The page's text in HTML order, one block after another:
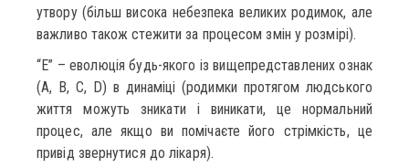
утвору (більш висока небезпека великих родимок, але
важливо також стежити за процесом змін у розмірі).
“E” – еволюція будь-якого із вищепредставлених ознак
(А, В, С, D) в динаміці (родимки протягом людського
життя можуть зникати і виникати, це нормальний
процес, але якщо ви помічаєте його стрімкість, це
привід звернутися до лікаря).